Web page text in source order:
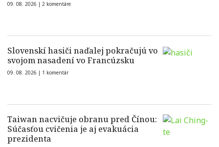
09. 08. 2026 | 2 komentáre
Slovenskí hasiči naďalej pokračujú vo
svojom nasadení vo Francúzsku
09. 08. 2026 | 1 komentár
Taiwan nacvičuje obranu pred Čínou:
Súčasťou cvičenia je aj evakuácia
prezidenta